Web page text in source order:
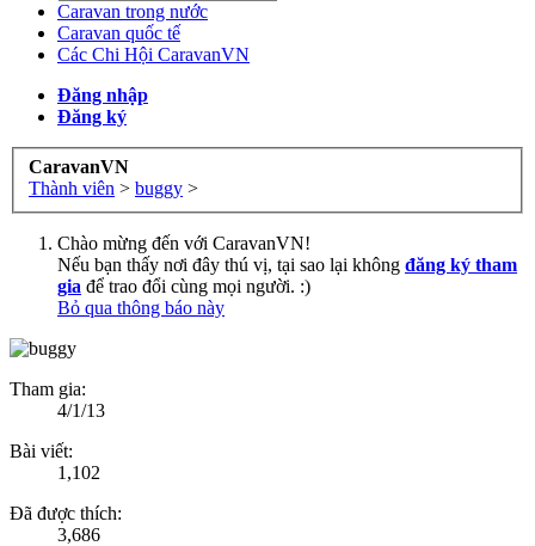
Caravan trong nước
Caravan quốc tế
Các Chi Hội CaravanVN
Đăng nhập
Đăng ký
CaravanVN
Thành viên > buggy >
Chào mừng đến với CaravanVN!
Nếu bạn thấy nơi đây thú vị, tại sao lại không đăng ký tham
gia để trao đổi cùng mọi người. :)
Bỏ qua thông báo này
Tham gia:
4/1/13
Bài viết:
1,102
Đã được thích:
3,686